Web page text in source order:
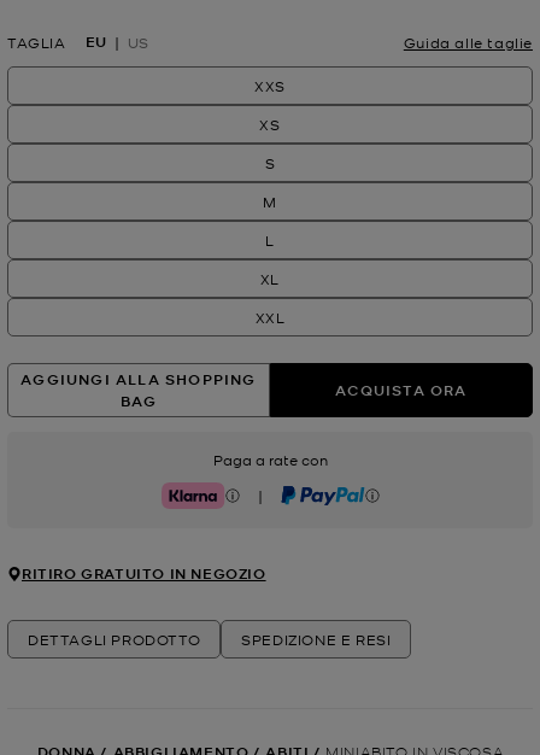
TAGLIA EU US Guida alle taglie
XXS
XS
S
M
L
XL
XXL
AGGIUNGI ALLA SHOPPING
BAG
ACQUISTA ORA
Paga a rate con
Klarna | PayPal
RITIRO GRATUITO IN NEGOZIO
DETTAGLI PRODOTTO SPEDIZIONE E RESI
MINIABITO IN VISCOSA